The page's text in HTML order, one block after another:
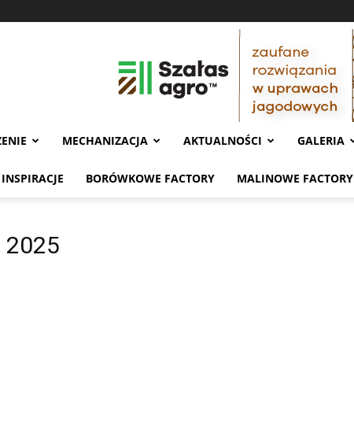
MECHANIZACJA AKTUALNOŚCI GALERIA
BORÓWKOWE FACTORY MALINOWE FACTORY
2025